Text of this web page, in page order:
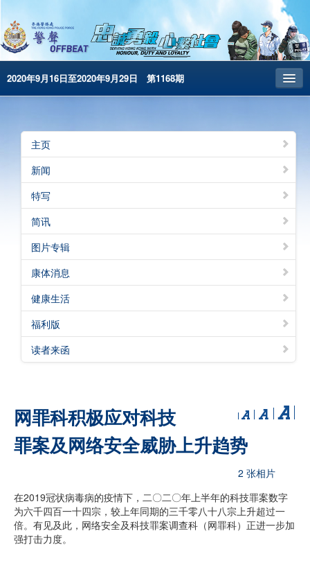
2020年9月16日至2020年9月29日 第1168期
昔日警声
警务处主页
繁體版
English
电子书版
主页
新闻
特写
简讯
图片专辑
康体消息
健康生活
福利版
读者来函
网罪科积极应对科技
罪案及网络安全威胁上升趋势
2 张相片
在2019冠状病毒病的疫情下，二〇二〇年上半年的科技罪案数字
为六千四百一十四宗，较上年同期的三千零八十八宗上升超过一
倍。有见及此，网络安全及科技罪案调查科（网罪科）正进一步加
强打击力度。